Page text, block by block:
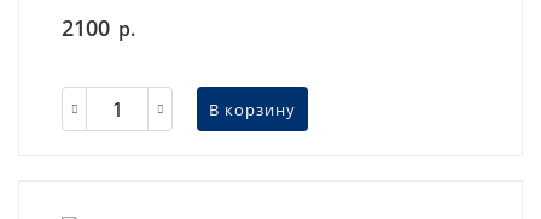
2100 р.
В корзину